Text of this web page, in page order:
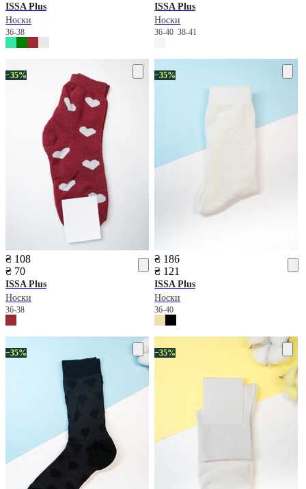
ISSA Plus
Носки
36-38
ISSA Plus
Носки
36-4038-41
−35%
₴ 108
₴ 70
ISSA Plus
Носки
36-38
−35%
₴ 186
₴ 121
ISSA Plus
Носки
36-40
−35% −35%